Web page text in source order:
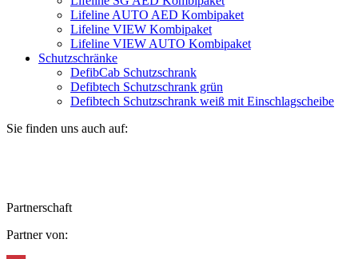
Lifeline AUTO AED Kombipaket
Lifeline VIEW Kombipaket
Lifeline VIEW AUTO Kombipaket
Schutzschränke
DefibCab Schutzschrank
Defibtech Schutzschrank grün
Defibtech Schutzschrank weiß mit Einschlagscheibe
Sie finden uns auch auf:
Partnerschaft
Partner von: